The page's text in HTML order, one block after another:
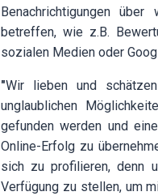
Benachrichtigungen
betreffen, wie z.B.
sozialen Medien oder
"Wir lieben und
unglaublichen
gefunden werden und
Online-Erfolg zu
sich zu profilieren, denn
Verfügung zu stellen, um